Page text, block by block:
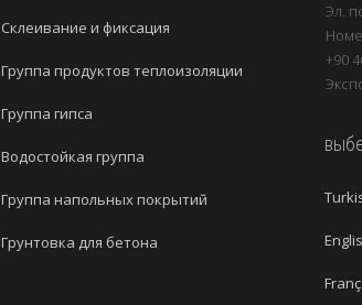
Cклеивание и фиксация
Группа продуктов теплоизоляции
Группа гипса
Водостойкая группа
Группа напольных покрытий
Грунтовка для бетона
Эл.
+90